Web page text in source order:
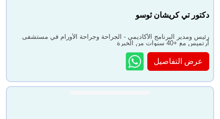
دكتور تي كريشان ثوسو
رئيس ومدير البرنامج الأكاديمي - الجراحة وجراحة الأورام في مستشفى
أرتميس مع +40 سنوات من الخبرة
عرض التفاصيل